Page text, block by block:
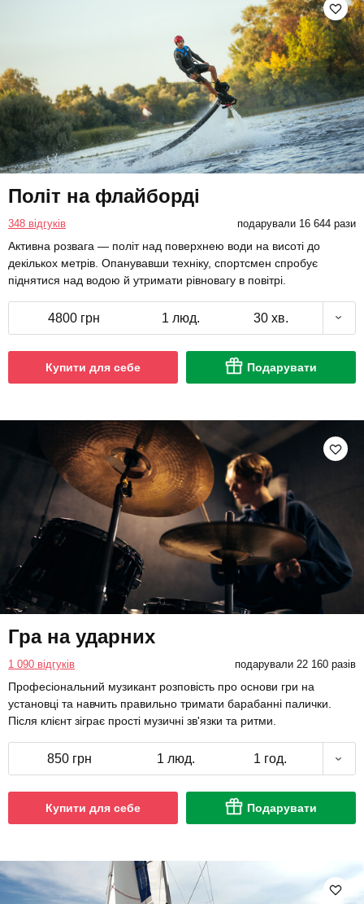
Політ на флайборді
348 відгуків подарували 16 644 рази
Активна розвага — політ над поверхнею води на висоті до
декількох метрів. Опанувавши техніку, спортсмен спробує
піднятися над водою й утримати рівновагу в повітрі.
4800 грн 1 люд. 30 хв.
Купити для себе Подарувати
Гра на ударних
1 090 відгуків подарували 22 160 разів
Професіональний музикант розповість про основи гри на
установці та навчить правильно тримати барабанні палички.
Після клієнт зіграє прості музичні зв'язки та ритми.
850 грн 1 люд. 1 год.
Купити для себе Подарувати